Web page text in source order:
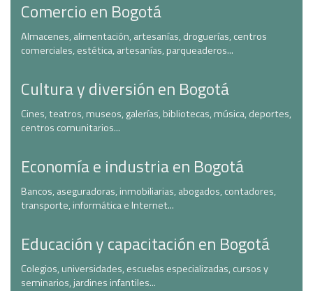
Comercio en Bogotá
Almacenes, alimentación, artesanías, droguerías, centros
comerciales, estética, artesanías, parqueaderos...
Cultura y diversión en Bogotá
Cines, teatros, museos, galerías, bibliotecas, música, deportes,
centros comunitarios...
Economía e industria en Bogotá
Bancos, aseguradoras, inmobiliarias, abogados, contadores,
transporte, informática e Internet...
Educación y capacitación en Bogotá
Colegios, universidades, escuelas especializadas, cursos y
seminarios, jardines infantiles...